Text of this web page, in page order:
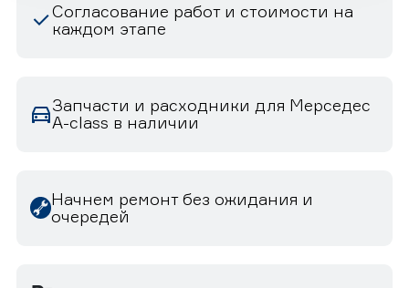
Согласование работ и стоимости на
каждом этапе
Запчасти и расходники для Мерседес
A-class в наличии
Начнем ремонт без ожидания и
очередей